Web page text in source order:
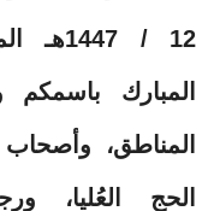
12 /
المبارك
المناطق،
الحج العُليا،